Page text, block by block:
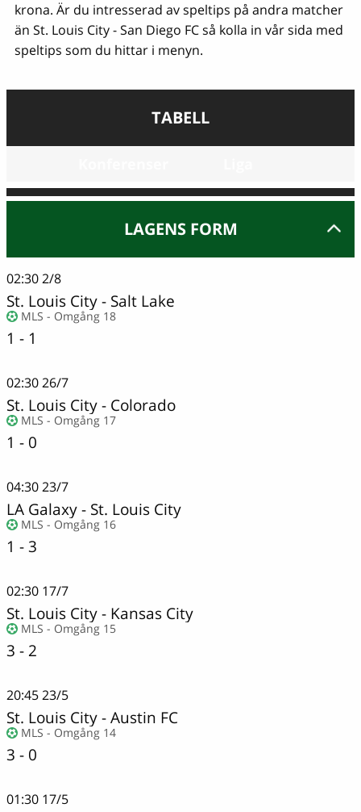
krona. Är du intresserad av speltips på andra matcher
än St. Louis City - San Diego FC så kolla in vår sida med
speltips som du hittar i menyn.
TABELL
LAGENS FORM
02:302/8
St. Louis City- Salt Lake
MLS - Omgång 18
1 - 1
02:3026/7
St. Louis City- Colorado
MLS - Omgång 17
1 - 0
04:3023/7
LA Galaxy- St. Louis City
MLS - Omgång 16
1 - 3
02:30 17/7
St. Louis City- Kansas City
MLS - Omgång 15
3 - 2
20:4523/5
St. Louis City-Austin FC
MLS - Omgång 14
3 - 0
01:30 17/5